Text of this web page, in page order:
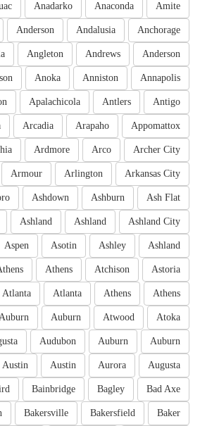
Amite
Anaconda
Anadarko
Anchorage
Andalusia
Anderson
Anderson
Andrews
Angleton
Annapolis
Anniston
Anoka
Antigo
Antlers
Apalachicola
Appomattox
Arapaho
Arcadia
Archer City
Arco
Ardmore
Arkansas City
Arlington
Armour
Ash Flat
Ashburn
Ashdown
Ashland City
Ashland
Ashland
Ashland
Ashley
Asotin
Aspen
Astoria
Atchison
Athens
Athens
Athens
Atlanta
Atlanta
Atoka
Atwood
Auburn
Auburn
Auburn
Audubon
Augusta
Aurora
Austin
Austin
Bad Axe
Bagley
Bainbridge
Baker
Bakersfield
Bakersville